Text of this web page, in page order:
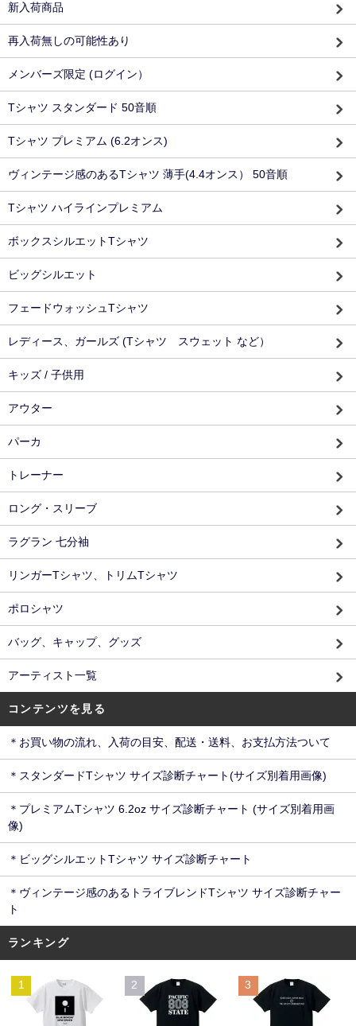
新入荷商品
再入荷無しの可能性あり
メンバーズ限定 (ログイン）
Tシャツ スタンダード 50音順
Tシャツ プレミアム (6.2オンス)
ヴィンテージ感のあるTシャツ 薄手(4.4オンス） 50音順
Tシャツ ハイラインプレミアム
ボックスシルエットTシャツ
ビッグシルエット
フェードウォッシュTシャツ
レディース、ガールズ (Tシャツ スウェット など）
キッズ / 子供用
アウター
パーカ
トレーナー
ロング・スリーブ
ラグラン 七分袖
リンガーTシャツ、トリムTシャツ
ポロシャツ
バッグ、キャップ、グッズ
アーティスト一覧
コンテンツを見る
＊お買い物の流れ、入荷の目安、配送・送料、お支払方法ついて
＊スタンダードTシャツ サイズ診断チャート(サイズ別着用画像)
＊プレミアムTシャツ 6.2oz サイズ診断チャート (サイズ別着用画
像)
＊ビッグシルエットTシャツ サイズ診断チャート
＊ヴィンテージ感のあるトライブレンドTシャツ サイズ診断チャー
ト
ランキング
1 2 3